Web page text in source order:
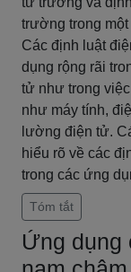
trường trong
Các định luật
dụng rộng rãi
tử như trong
như máy tính,
lường điện tử.
hiểu rõ về các
trong các ứng
Tóm tắt
Ứng dụng